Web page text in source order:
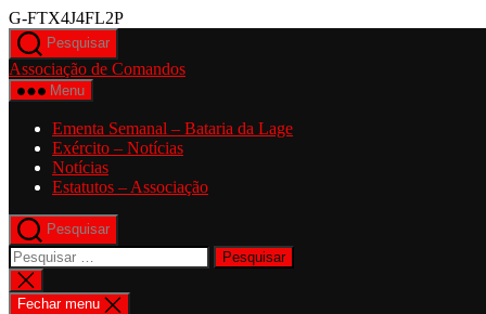
G-FTX4J4FL2PSaltar
conteúdo
Pesquisar
Associação de Comandos
Menu
Ementa Semanal – Bataria da Lage
Exército – Notícias
Notícias
Estatutos – Associação
Pesquisar
Pesquisar
por:
Fechar
pesquisa
Fechar menu